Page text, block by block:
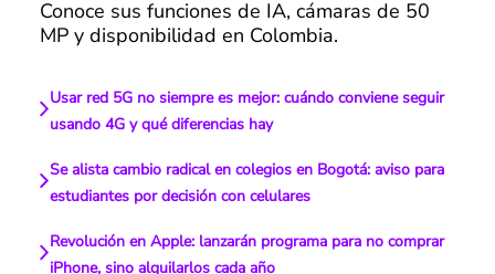
Conoce sus funciones de IA, cámaras de 50
MP y disponibilidad en Colombia.
Usar red 5G no siempre es mejor: cuándo conviene seguir
usando 4G y qué diferencias hay
Se alista cambio radical en colegios en Bogotá: aviso para
estudiantes por decisión con celulares
Revolución en Apple: lanzarán programa para no comprar
iPhone, sino alquilarlos cada año